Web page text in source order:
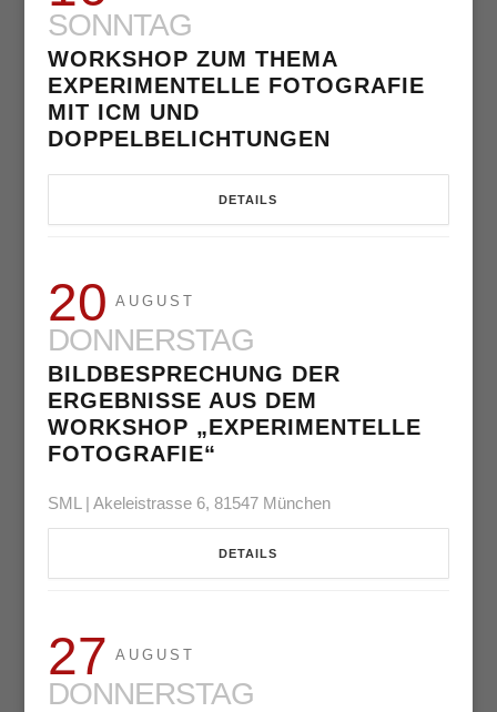
SONNTAG
WORKSHOP ZUM THEMA
EXPERIMENTELLE FOTOGRAFIE
MIT ICM UND
DOPPELBELICHTUNGEN
DETAILS
20 AUGUST
DONNERSTAG
BILDBESPRECHUNG DER
ERGEBNISSE AUS DEM
WORKSHOP „EXPERIMENTELLE
FOTOGRAFIE“
SML | Akeleistrasse 6, 81547 München
DETAILS
27 AUGUST
DONNERSTAG